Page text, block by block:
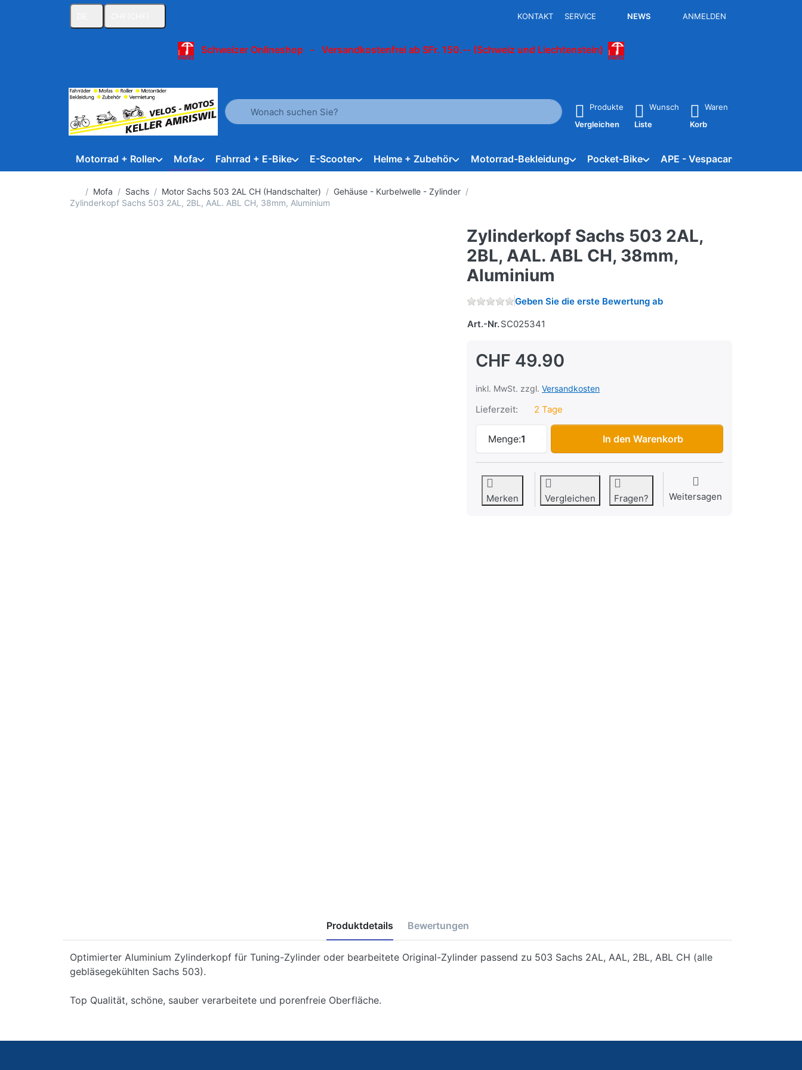
KONTAKT SERVICE NEWS ANMELDEN
Schweizer Onlineshop - Versandkostenfrei ab SFr. 150.-- (Schweiz und Liechtenstein)
Geben Sie einen Suchbegriff ein. Während Sie tippen, erscheinen automatisch erste Ergebnisse. Drücken Sie die Eingabetaste, um alle
Produkte
Vergleichen
Wunsch
Liste
Waren
Korb
Motorrad + Roller Mofa Fahrrad + E-Bike E-Scooter Helme + Zubehör Motorrad-Bekleidung Pocket-Bike APE - Vespacar
Startseite
Mofa Sachs Motor Sachs 503 2AL CH (Handschalter)
Gehäuse - Kurbelwelle - Zylinder
Zylinderkopf Sachs 503 2AL, 2BL, AAL. ABL CH, 38mm, Aluminium
Zylinderkopf Sachs 503 2AL,
2BL, AAL. ABL CH, 38mm,
Aluminium
Geben Sie die erste Bewertung ab
Art.-Nr.SC025341
CHF 49.90
inkl. MwSt. zzgl. Versandkosten
Lieferzeit: 2 Tage
Menge:1
Zylinderkopf Sachs 503 2AL, 2BL, AAL. ABL CH, 38mm,
In den Warenkorb
Merken Vergleichen Fragen? Weitersagen
Produktdetails Bewertungen
Optimierter Aluminium Zylinderkopf für Tuning-Zylinder oder bearbeitete Original-Zylinder passend zu 503 Sachs 2AL, AAL, 2BL, ABL CH (alle
gebläsegekühlten Sachs 503).
Top Qualität, schöne, sauber verarbeitete und porenfreie Oberfläche.